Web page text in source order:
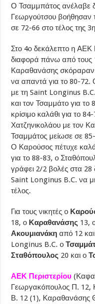
Ο Τσαμμπάτος ανέλαβε
Γεωργούτσου βοήθησαν
σε 72-66 στο τέλος της
Στο 4ο δεκάλεπτο η ΑΕΚ
διαφορά πάνω από τους
Καραθανάσης σκόραραν
να απαντά για το 80-72.
με τη Saint Longinus
και τον Τσαμμάτο για
κρίσιμο καλάθι για το
Χατζηνικολάου με τον
Τσαμμάτος μείωσε σε
Ο Καρούσος πέτυχε
για το 88-83, ο
γράφει 2/2 βολές στα 28
Saint Longinus B.C. να
τέλος.
Για τους νικητές ο
18, ο Καραθανάσης 13,
Ακουμιανάκηαπό 12
Longinus B.C. ο
Σταθόπουλος 20 και ο
ΑΕΚ Περιστερίου
Γεωργακόπουλος Π. 12,
Β. 12 (1), Καραθανάσης